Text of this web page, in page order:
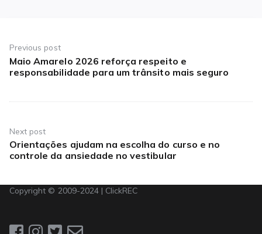
de
Post
Previous post
Previous
post:
Maio Amarelo 2026 reforça respeito e
responsabilidade para um trânsito mais seguro
Next post
Next
post:
Orientações ajudam na escolha do curso e no
controle da ansiedade no vestibular
Copyright © 2009-2024 | ClickREC